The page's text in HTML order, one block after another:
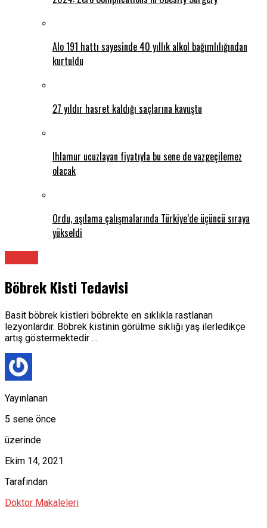
Alo 191 hattı sayesinde 40 yıllık alkol bağımlılığından
kurtuldu
27 yıldır hasret kaldığı saçlarına kavuştu
Ihlamur ucuzlayan fiyatıyla bu sene de vazgeçilemez
olacak
Ordu, aşılama çalışmalarında Türkiye’de üçüncü sıraya
yükseldi
Böbrek Kisti Tedavisi
Basit böbrek kistleri böbrekte en sıklıkla rastlanan
lezyonlardır. Böbrek kistinin görülme sıklığı yaş ilerledikçe
artış göstermektedir …
Yayınlanan
5 sene önce
üzerinde
Ekim 14, 2021
Tarafından
Doktor Makaleleri